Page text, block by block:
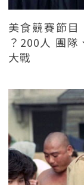
美食競賽節
？200人 團
大戰